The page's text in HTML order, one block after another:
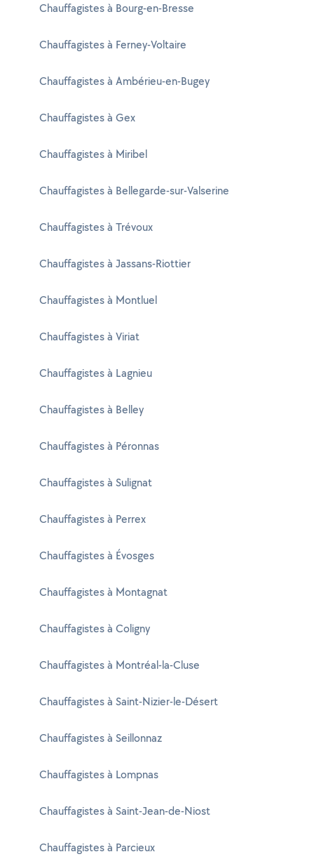
Chauffagistes à Bourg-en-Bresse
Chauffagistes à Ferney-Voltaire
Chauffagistes à Ambérieu-en-Bugey
Chauffagistes à Gex
Chauffagistes à Miribel
Chauffagistes à Bellegarde-sur-Valserine
Chauffagistes à Trévoux
Chauffagistes à Jassans-Riottier
Chauffagistes à Montluel
Chauffagistes à Viriat
Chauffagistes à Lagnieu
Chauffagistes à Belley
Chauffagistes à Péronnas
Chauffagistes à Sulignat
Chauffagistes à Perrex
Chauffagistes à Évosges
Chauffagistes à Montagnat
Chauffagistes à Coligny
Chauffagistes à Montréal-la-Cluse
Chauffagistes à Saint-Nizier-le-Désert
Chauffagistes à Seillonnaz
Chauffagistes à Lompnas
Chauffagistes à Saint-Jean-de-Niost
Chauffagistes à Parcieux